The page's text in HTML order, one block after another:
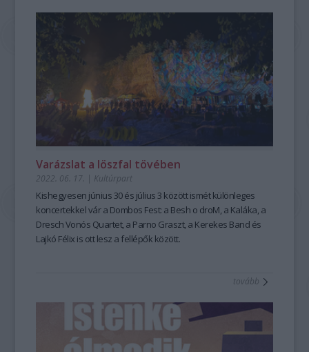
Varázslat a löszfal tövében
2022. 06. 17. | Kultúrpart
Kishegyesen június 30 és július 3 között ismét különleges
koncertekkel vár a Dombos Fest: a Besh o droM, a Kaláka, a
Dresch Vonós Quartet, a Parno Graszt, a Kerekes Band és
Lajkó Félix is ott lesz a fellépők között.
tovább